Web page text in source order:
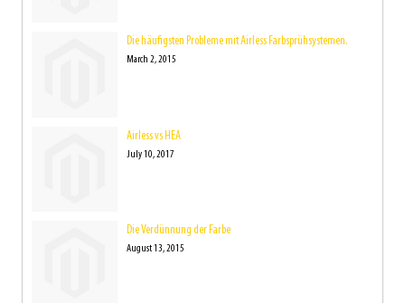
Die häufigsten Probleme mit Airless Farbsprühsystemen.
March 2, 2015
Airless vs HEA
July 10, 2017
Die Verdünnung der Farbe
August 13, 2015